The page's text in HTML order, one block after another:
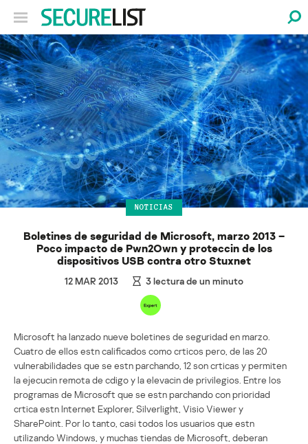
NOTICIAS
Boletines de seguridad de Microsoft, marzo 2013 –
Poco impacto de Pwn2Own y proteccin de los
dispositivos USB contra otro Stuxnet
12 MAR 2013 3lectura de un minuto
Microsoft ha lanzado nueve boletines de seguridad en marzo.
Cuatro de ellos estn calificados como crticos pero, de las 20
vulnerabilidades que se estn parchando, 12 son crticas y permiten
la ejecucin remota de cdigo y la elevacin de privilegios. Entre los
programas de Microsoft que se estn parchando con prioridad
crtica estn Internet Explorer, Silverlight, Visio Viewer y
SharePoint. Por lo tanto, casi todos los usuarios que estn
utilizando Windows, y muchas tiendas de Microsoft, deberan